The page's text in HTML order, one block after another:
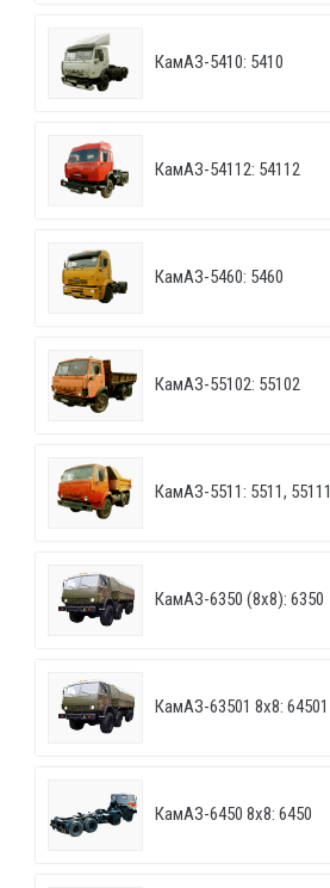
КамАЗ-5410: 5410
КамАЗ-54112: 54112
КамАЗ-5460: 5460
КамАЗ-55102: 55102
КамАЗ-5511: 5511, 55111
КамАЗ-6350 (8х8): 6350
КамАЗ-63501 8х8: 64501
КамАЗ-6450 8х8: 6450